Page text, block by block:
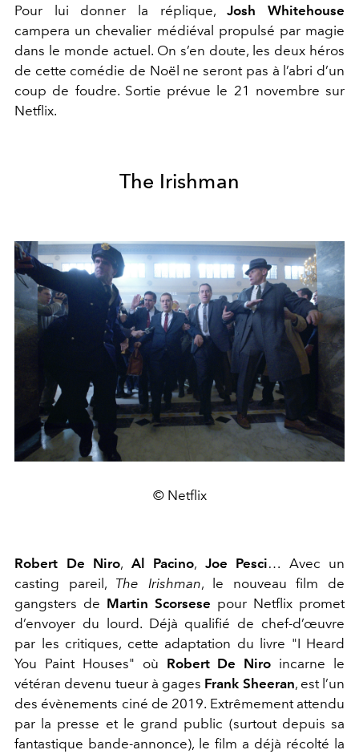
Pour lui donner la réplique,Josh Whitehouse
campera un chevalier médiéval propulsé par magie
dans le monde actuel. On s’en doute, les deux héros
de cette comédie de Noël ne seront pas à l’abri d’un
coup de foudre. Sortie prévue le 21 novembre sur
Netflix.
The Irishman
© Netflix
Robert De Niro, Al Pacino, Joe Pesci… Avec un
casting pareil, The Irishman, le nouveau film de
gangsters de Martin Scorsese pour Netflix promet
d’envoyer du lourd. Déjà qualifié de chef-d’œuvre
par les critiques, cette adaptation du livre "I Heard
You Paint Houses" où Robert De Niro incarne le
vétéran devenu tueur à gages Frank Sheeran, est l’un
des évènements ciné de 2019. Extrêmement attendu
par la presse et le grand public (surtout depuis sa
fantastique bande-annonce), le film a déjà récolté la